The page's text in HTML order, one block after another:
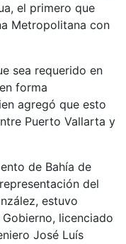
el primero que
Metropolitana con
sea requerido en
forma
agregó que esto
Puerto Vallarta y
de Bahía de
del
estuvo
licenciado
José Luís